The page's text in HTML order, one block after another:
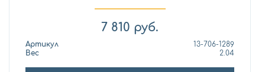
7 810 руб.
Артикул
13-706-1289
Вес
2.04